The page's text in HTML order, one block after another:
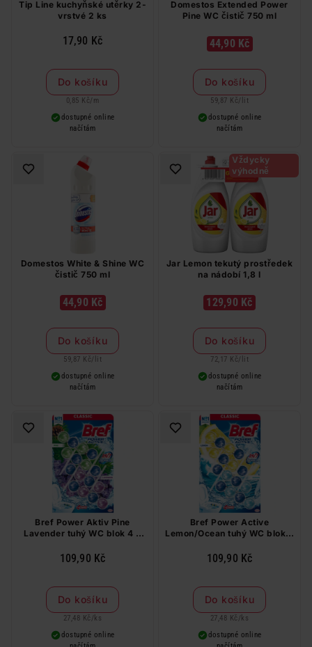
Tip Line kuchyňské utěrky 2-
vrstvé 2 ks
17,90 Kč
Do košíku
0,85 Kč/ m
dostupné online
načítám
Domestos Extended Power
Pine WC čistič 750 ml
44,90 Kč
Do košíku
59,87 Kč/ lit
dostupné online
načítám
Domestos White & Shine WC
čistič 750 ml
44,90 Kč
Do košíku
59,87 Kč/ lit
dostupné online
načítám
Vždycky
výhodně
Jar Lemon tekutý prostředek
na nádobí 1,8 l
129,90 Kč
Do košíku
72,17 Kč/ lit
dostupné online
načítám
Bref Power Aktiv Pine
Lavender tuhý WC blok 4 x
109,90 Kč
Do košíku
27,48 Kč / ks
dostupné online
Bref Power Active
Lemon/Ocean tuhý WC blok 4
109,90 Kč
Do košíku
27,48 Kč / ks
dostupné online